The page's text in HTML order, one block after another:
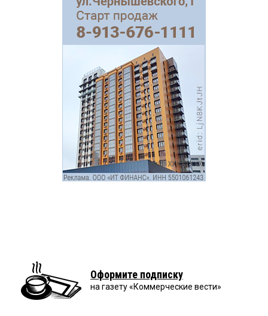
Оформите подписку
на газету «Коммерческие вести»